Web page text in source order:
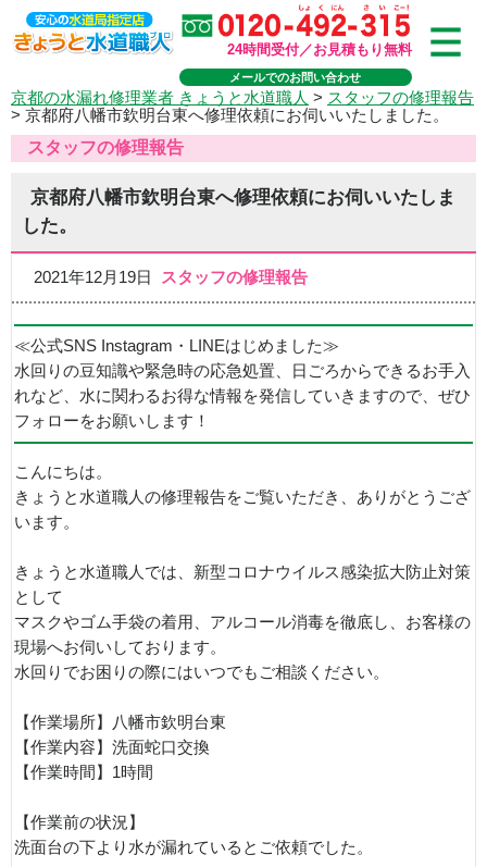
24時間受付／お見積もり無料
メールでのお問い合わせ
京都の水漏れ修理業者 きょうと水道職人 > スタッフの修理報告
> 京都府八幡市欽明台東へ修理依頼にお伺いいたしました。
スタッフの修理報告
京都府八幡市欽明台東へ修理依頼にお伺いいたしま
した。
2021年12月19日 スタッフの修理報告
≪公式SNS Instagram・LINEはじめました≫
水回りの豆知識や緊急時の応急処置、日ごろからできるお手入
れなど、水に関わるお得な情報を発信していきますので、ぜひ
フォローをお願いします！
こんにちは。
きょうと水道職人の修理報告をご覧いただき、ありがとうござ
います。
きょうと水道職人では、新型コロナウイルス感染拡大防止対策
として
マスクやゴム手袋の着用、アルコール消毒を徹底し、お客様の
現場へお伺いしております。
水回りでお困りの際にはいつでもご相談ください。
【作業場所】八幡市欽明台東
【作業内容】洗面蛇口交換
【作業時間】1時間
【作業前の状況】
洗面台の下より水が漏れているとご依頼でした。